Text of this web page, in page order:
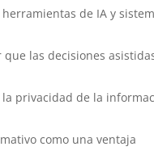
de IA y
las decisiones
privacidad de la
como una ventaja